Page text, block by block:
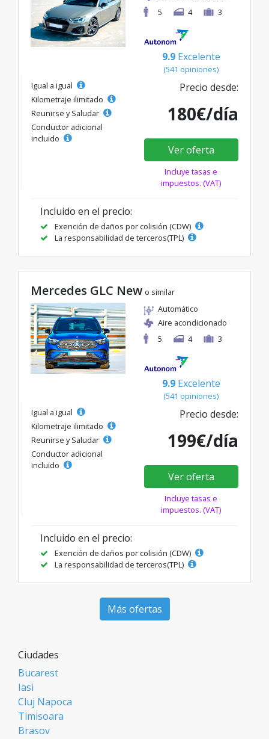
5
4 3
9.9 Excelente
(541 opiniones)
Igual a igual
Kilometraje ilimitado
Reunirse y Saludar
Conductor adicional
incluido
Precio desde:
180€/día
Ver oferta
Incluye tasas e
impuestos. (VAT)
Incluido en el precio:
Exención de daños por colisión (CDW)
La responsabilidad de terceros(TPL)
Mercedes GLC New o similar
Automático
Aire acondicionado
5
4 3
9.9 Excelente
(541 opiniones)
Igual a igual
Kilometraje ilimitado
Reunirse y Saludar
Conductor adicional
incluido
Precio desde:
199€/día
Ver oferta
Incluye tasas e
impuestos. (VAT)
Incluido en el precio:
Exención de daños por colisión (CDW)
La responsabilidad de terceros(TPL)
Más ofertas
Ciudades
Bucarest
Iasi
Cluj Napoca
Timisoara
Brasov